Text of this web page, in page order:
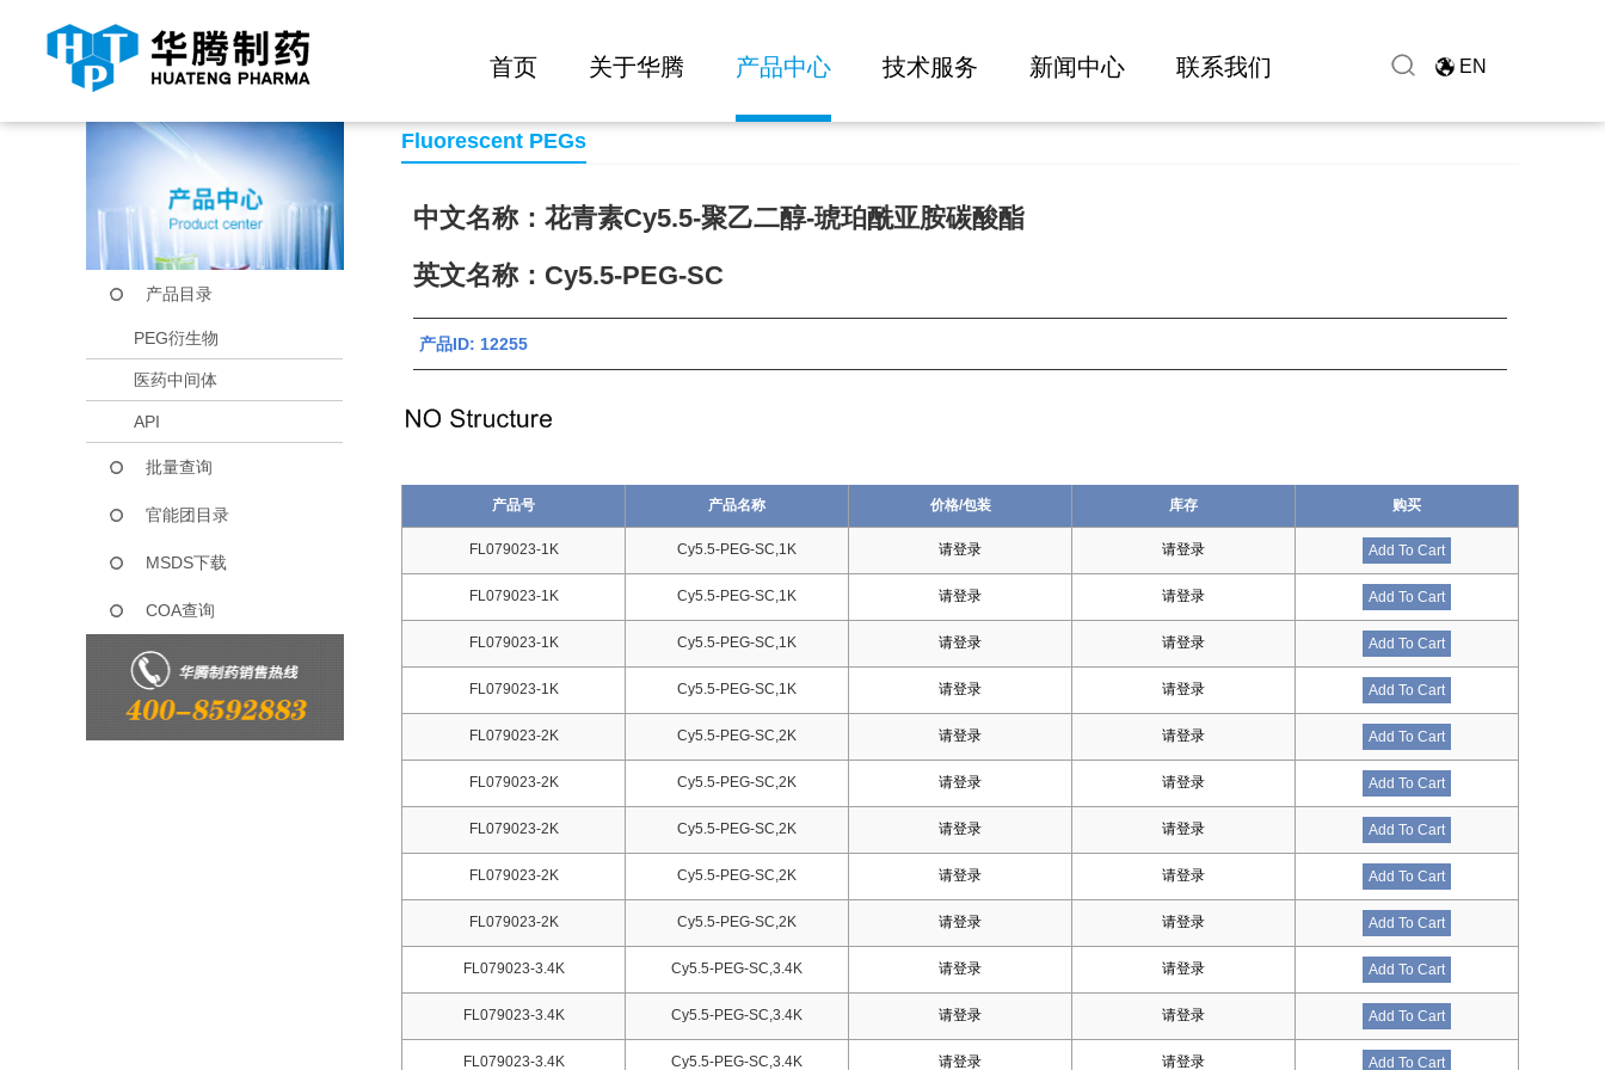
首页 关于华腾 产品中心 技术服务 新闻中心 联系我们 EN
当前位置： 首页 产品中心 Cy5.5-PEG-SC
产品目录
PEG衍生物
医药中间体
API
批量查询
官能团目录
MSDS下载
COA查询
Fluorescent PEGs
中文名称：花青素Cy5.5-聚乙二醇-琥珀酰亚胺碳酸酯
英文名称：Cy5.5-PEG-SC
产品ID: 12255
产品号 产品名称 价格/包装 库存 购买
FL079023-1K Cy5.5-PEG-SC,1K 请登录 请登录 Add To Cart
FL079023-1K Cy5.5-PEG-SC,1K 请登录 请登录 Add To Cart
FL079023-1K Cy5.5-PEG-SC,1K 请登录 请登录 Add To Cart
FL079023-1K Cy5.5-PEG-SC,1K 请登录 请登录 Add To Cart
FL079023-2K Cy5.5-PEG-SC,2K 请登录 请登录 Add To Cart
FL079023-2K Cy5.5-PEG-SC,2K 请登录 请登录 Add To Cart
FL079023-2K Cy5.5-PEG-SC,2K 请登录 请登录 Add To Cart
FL079023-2K Cy5.5-PEG-SC,2K 请登录 请登录 Add To Cart
FL079023-2K Cy5.5-PEG-SC,2K 请登录 请登录 Add To Cart
FL079023-3.4K Cy5.5-PEG-SC,3.4K 请登录 请登录 Add To Cart
FL079023-3.4K Cy5.5-PEG-SC,3.4K 请登录 请登录 Add To Cart
FL079023-3.4K Cy5.5-PEG-SC,3.4K 请登录 请登录 Add To Cart